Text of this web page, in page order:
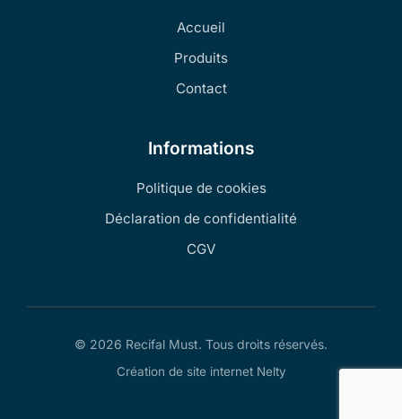
Accueil
Produits
Contact
Informations
Politique de cookies
Déclaration de confidentialité
CGV
© 2026 Recifal Must. Tous droits réservés.
Création de site internet Nelty